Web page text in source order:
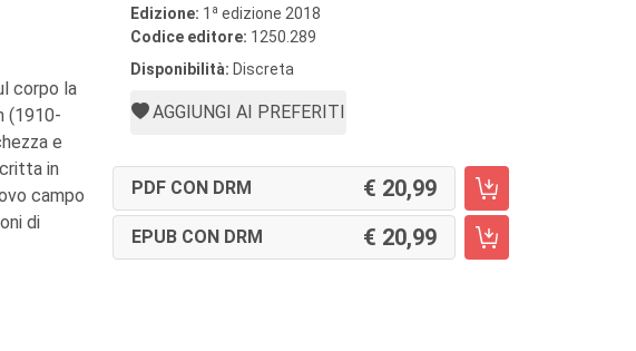
corpo la
(1910-
e
in
campo
di
Edizione: 1 a edizione 2018
Codice editore: 1250.289
Disponibilità: Discreta
AGGIUNGI AI PREFERITI
PDF CON DRM 20,99
EPUB CON DRM 20,99